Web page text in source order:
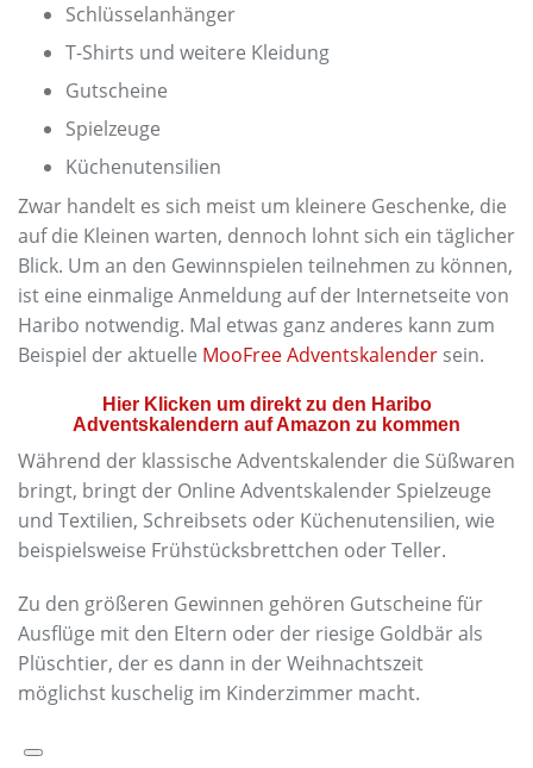
Schlüsselanhänger
T-Shirts und weitere Kleidung
Gutscheine
Spielzeuge
Küchenutensilien
Zwar handelt es sich meist um kleinere Geschenke, die
auf die Kleinen warten, dennoch lohnt sich ein täglicher
Blick. Um an den Gewinnspielen teilnehmen zu können,
ist eine einmalige Anmeldung auf der Internetseite von
Haribo notwendig. Mal etwas ganz anderes kann zum
Beispiel der aktuelle MooFree Adventskalender sein.
Hier Klicken um direkt zu den Haribo
Adventskalendern auf Amazon zu kommen
Während der klassische Adventskalender die Süßwaren
bringt, bringt der Online Adventskalender Spielzeuge
und Textilien, Schreibsets oder Küchenutensilien, wie
beispielsweise Frühstücksbrettchen oder Teller.
Zu den größeren Gewinnen gehören Gutscheine für
Ausflüge mit den Eltern oder der riesige Goldbär als
Plüschtier, der es dann in der Weihnachtszeit
möglichst kuschelig im Kinderzimmer macht.